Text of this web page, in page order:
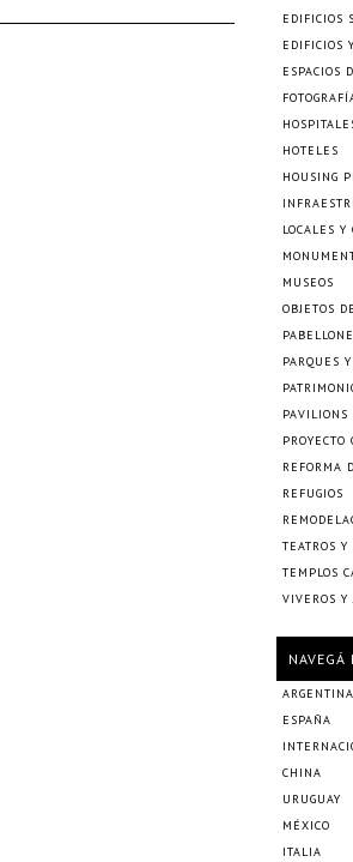
EDIFICIOS
EDIFICIOS
ESPACIOS
HOTELES
HOUSING
LOCALES Y
MUSEOS
OBJETOS
PARQUES
PAVILIONS
PROYECTO
REFORMA
REFUGIOS
TEATROS
TEMPLOS
VIVEROS Y
NAVEGÁ
ARGENTINA
ESPAÑA
CHINA
URUGUAY
MÉXICO
ITALIA